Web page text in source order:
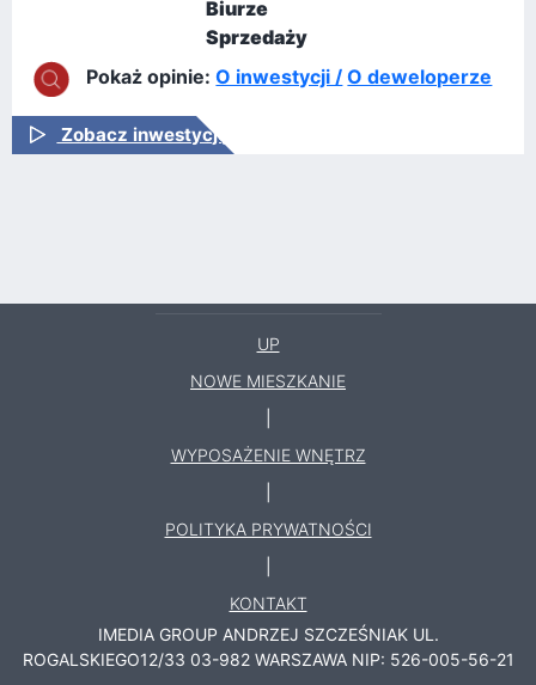
Biurze
Sprzedaży
Pokaż opinie:O inwestycji / O deweloperze
Zobacz inwestycję
UP
NOWE MIESZKANIE
WYPOSAŻENIE WNĘTRZ
POLITYKA PRYWATNOŚCI
KONTAKT
IMEDIA GROUP ANDRZEJ SZCZEŚNIAK UL.
ROGALSKIEGO12/33 03-982 WARSZAWA NIP: 526-005-56-21